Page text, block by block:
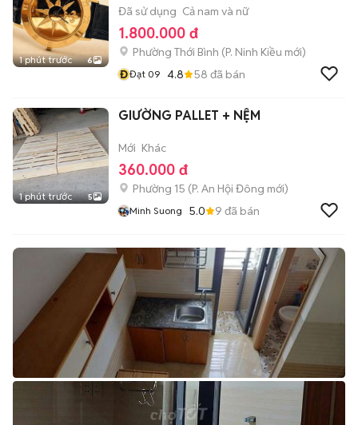
1 phút trước 6
Đã sử dụng Cả nam và nữ
1.800.000 đ
Phường Thới Bình (P. Ninh Kiều mới)
ĐĐạt 09 4.8 58 đã bán
1 phút trước 5
GIƯỜNG PALLET + NỆM
Mới Khác
360.000 đ
Phường 15 (P. An Hội Đông mới)
Minh Suong 5.0 9 đã bán